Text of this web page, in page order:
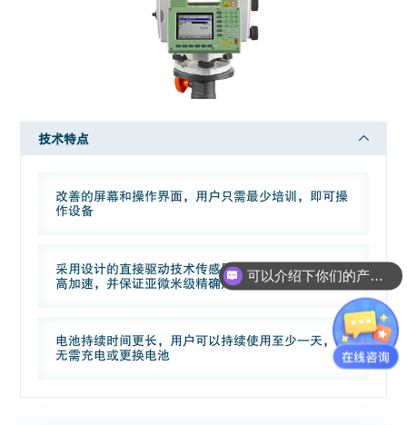
技术特点
改善的屏幕和操作界面，用户只需最少培训，即可操
作设备
采用设计的直接驱动技术传感器，可实现高自动化和
高加速，并保证亚微米级精确定位
电池持续时间更长，用户可以持续使用至少一天，而
无需充电或更换电池
可以介绍下你们的产品么？